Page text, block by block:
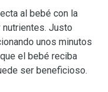
al bebé con la
Justo
unos minutos
el bebé reciba
ser beneficioso.